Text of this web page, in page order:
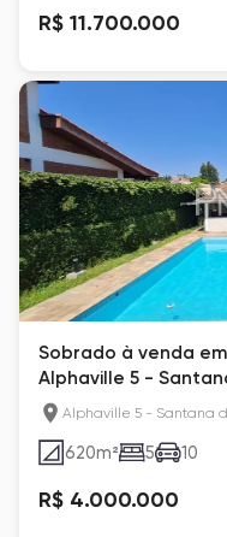
R$ 11.700.000
Sobrado à venda
Alphaville 5 -
com 620 m²
Alphaville 5 - Santana
620m² 5 10
R$ 4.000.000